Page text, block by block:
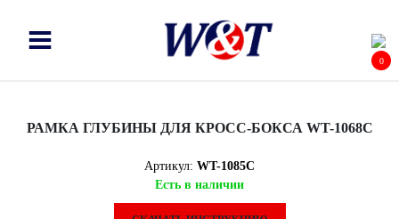
0
РАМКА ГЛУБИНЫ ДЛЯ КРОСС-БОКСА WT-1068C
Артикул: WT-1085C
Есть в наличии